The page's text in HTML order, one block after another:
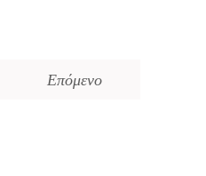
Επόμενο